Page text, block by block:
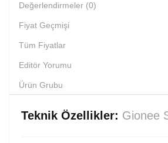
Değerlendirmeler (0)
Fiyat Geçmişi
Tüm Fiyatlar
Editör Yorumu
Ürün Grubu
Teknik Özellikler: Gionee